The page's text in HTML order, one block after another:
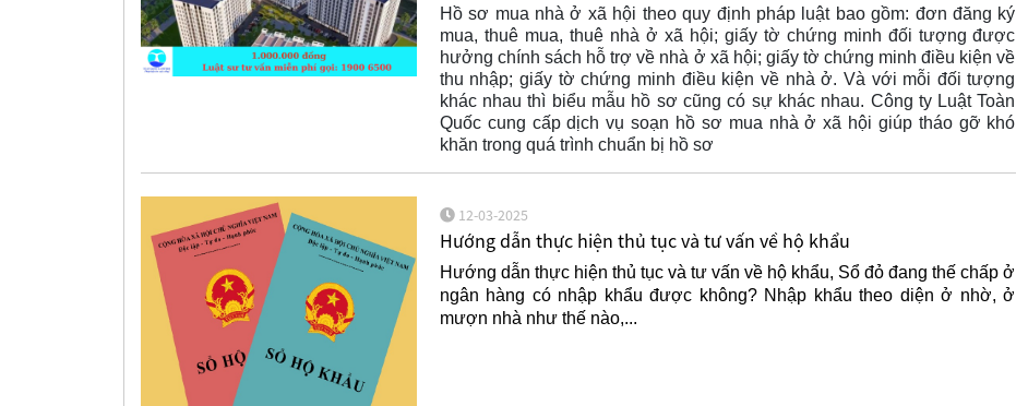
Hồ sơ mua nhà ở xã hội theo quy định pháp luật bao gồm: đơn đăng ký
mua, thuê mua, thuê nhà ở xã hội; giấy tờ chứng minh đối tượng được
hưởng chính sách hỗ trợ về nhà ở xã hội; giấy tờ chứng minh điều kiện về
thu nhập; giấy tờ chứng minh điều kiện về nhà ở. Và với mỗi đối tượng
khác nhau thì biểu mẫu hồ sơ cũng có sự khác nhau. Công ty Luật Toàn
Quốc cung cấp dịch vụ soạn hồ sơ mua nhà ở xã hội giúp tháo gỡ khó
khăn trong quá trình chuẩn bị hồ sơ
12-03-2025
Hướng dẫn thực hiện thủ tục và tư vấn về hộ khẩu
Hướng dẫn thực hiện thủ tục và tư vấn về hộ khẩu, Sổ đỏ đang thế chấp ở
ngân hàng có nhập khẩu được không? Nhập khẩu theo diện ở nhờ, ở
mượn nhà như thế nào,...